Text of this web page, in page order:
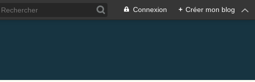
Connexion + Créer mon blog